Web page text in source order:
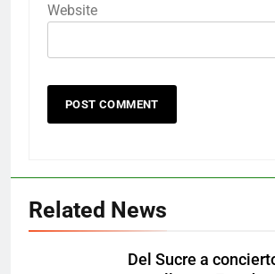
Website
Related News
Del Sucre a